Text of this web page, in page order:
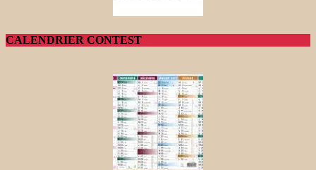
CALENDRIER CONTEST